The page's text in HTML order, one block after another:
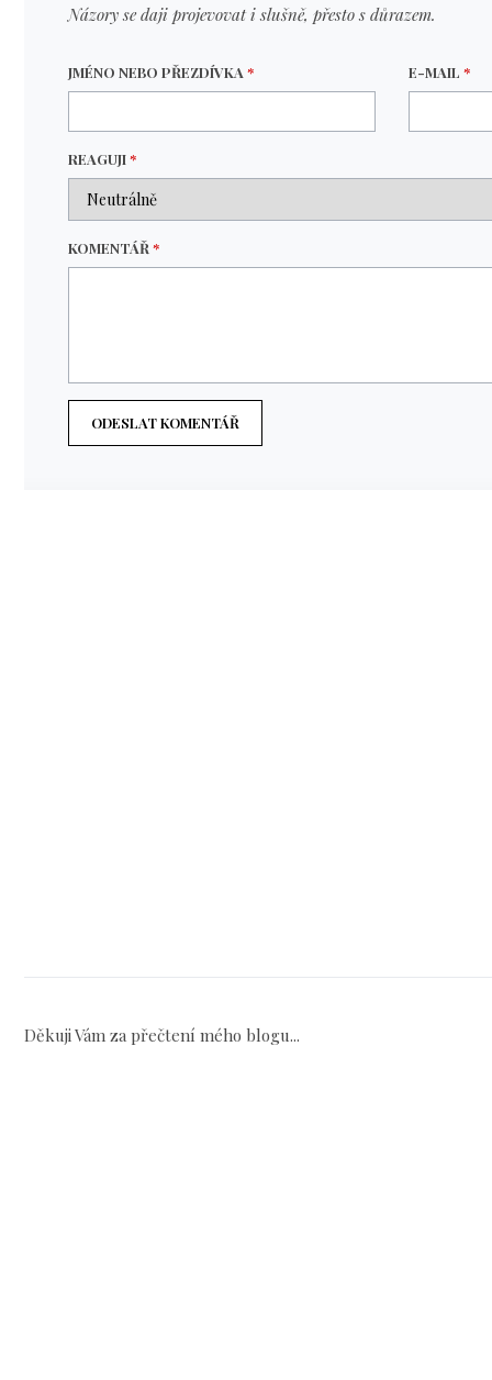
Názory se daji projevovat i slušně, přesto s důrazem.
JMÉNO NEBO PŘEZDÍVKA* E-MAIL*
REAGUJI*
KOMENTÁŘ*
ODESLAT KOMENTÁŘ
Děkuji Vám za přečtení mého blogu...